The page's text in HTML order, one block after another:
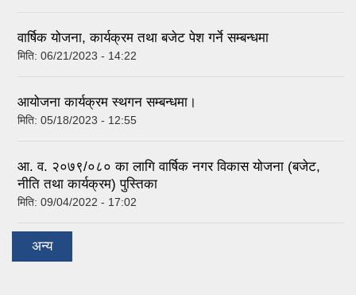
वार्षिक योजना, कार्यक्रम तथा बजेट पेश गर्ने सम्बन्धमा
मिति: 06/21/2023 - 14:22
आयोजना कार्यक्रम स्थगन सम्बन्धमा।
मिति: 05/18/2023 - 12:55
आ. व. २०७९/०८० का लागि वार्षिक नगर विकास योजना (बजेट,
नीति तथा कार्यक्रम) पुस्तिका
मिति: 09/04/2022 - 17:02
अन्य